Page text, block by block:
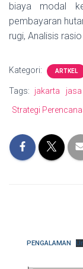
biaya modal
pembayaran
rugi, Analisis
Kategori: ARTKEL
Tags: jakarta
Strategi
PENGALAMAN